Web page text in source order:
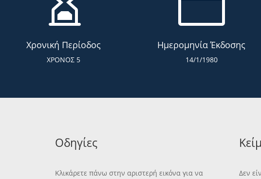
Χρονική Περίοδος
ΧΡΟΝΟΣ 5
Ημερομηνία Έκδοσης
14/1/1980
Οδηγίες
Κλικάρετε πάνω στην αριστερή εικόνα για να
Δεν